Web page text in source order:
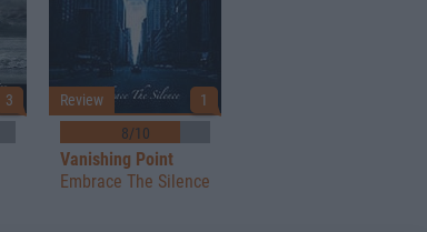
3
8/10
Review
Vanishing Point
1
Embrace The Silence